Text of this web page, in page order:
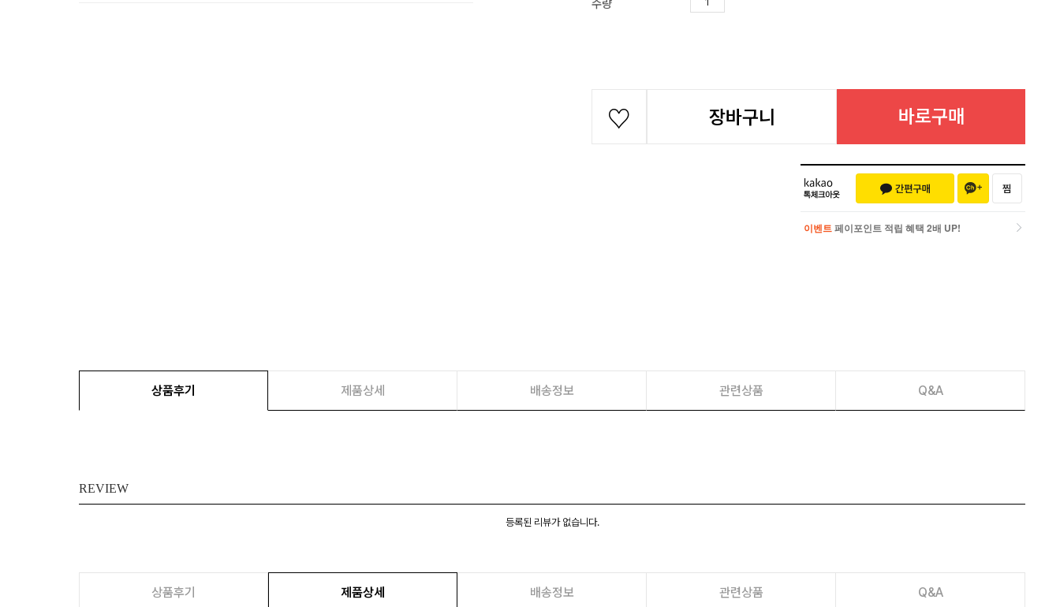
수량
장바구니 바로구매
이벤트 페이포인트 적립 혜택 2배 UP!
상품후기 제품상세 배송정보 관련상품 Q&A
REVIEW
등록된 리뷰가 없습니다.
상품후기 제품상세 배송정보 관련상품 Q&A